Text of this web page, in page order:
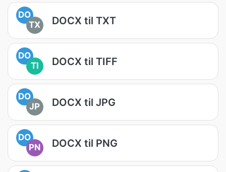
DO
TX
DOCX til TXT
DO
TI
DOCX til TIFF
DO
JP
DOCX til JPG
DO
PN
DOCX til PNG